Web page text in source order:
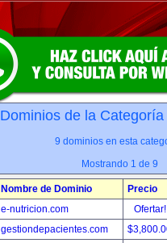
Dominios de la
9 dominios en esta
Mostrando 1 de 9
Nombre de Dominio
Precio
e-nutricion.com
gestiondepacientes.com